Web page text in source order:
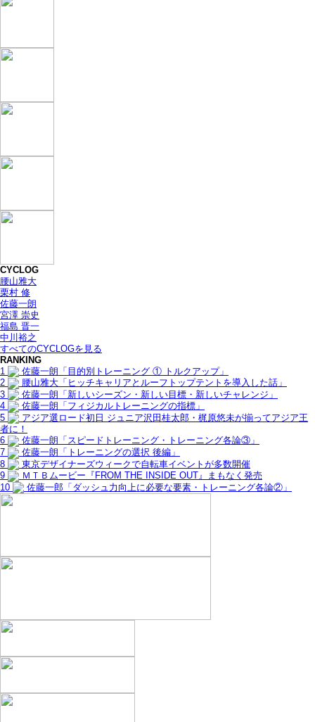
CYCLOG
腰山雅大
栗村 修
佐藤一朗
宮澤 崇史
福島 晋一
中川裕之
すべてのCYCLOGを見る
RANKING
1
佐藤一朗「目的別トレーニング ① トルクアップ」
2
腰山雅大「ヒッチキャリアとルーフトップテントを導入した話」
3
佐藤一朗「新しいシーズン・新しい目標・新しいチャレンジ」
4
佐藤一朗「フィジカルトレーニングの指標」
5
アジア選ロード初日 ジュニア沢田桂太郎・梶原悠未が揃ってアジア王
者に！
6
佐藤一朗「スピードトレーニング・トレーニング各論③」
7
佐藤一朗「トレーニングの選択 後編」
8
東京デザイナーズウィークで自転車イベントが多数開催
9
ＭＴＢムービー『FROM THE INSIDE OUT』まもなく発売
10
佐藤一郎「ダッシュ力向上に必要な要素・トレーニング各論②」